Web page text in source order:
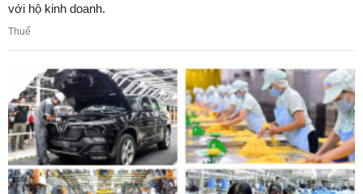
với hộ kinh doanh.
Thuế